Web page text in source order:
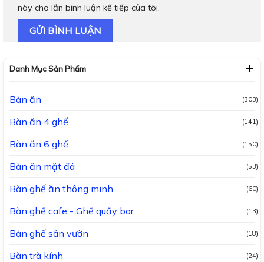
này cho lần bình luận kế tiếp của tôi.
Danh Mục Sản Phẩm
Bàn ăn (303)
Bàn ăn 4 ghế (141)
Bàn ăn 6 ghế (150)
Bàn ăn mặt đá (53)
Bàn ghế ăn thông minh (60)
Bàn ghế cafe - Ghế quầy bar (13)
Bàn ghế sân vườn (18)
Bàn trà kính (24)